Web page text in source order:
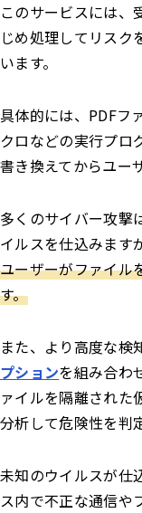
このサービスには、
じめ処理してリスク
います。
具体的には、PDFフ
クロなどの実行プロ
書き換えてからユー
多くのサイバー攻撃
イルスを仕込みます
ユーザーがファイル
す。
また、より高度な検
プションを組み合わ
ァイルを隔離された
分析して危険性を判
未知のウイルスが仕
ス内で不正な通信や